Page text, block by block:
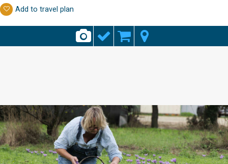
Add to travel plan